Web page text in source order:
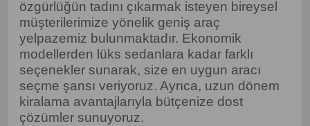
özgürlüğün tadını çıkarmak isteyen bireysel
müşterilerimize yönelik geniş araç
yelpazemiz bulunmaktadır. Ekonomik
modellerden lüks sedanlara kadar farklı
seçenekler sunarak, size en uygun aracı
seçme şansı veriyoruz. Ayrıca, uzun dönem
kiralama avantajlarıyla bütçenize dost
çözümler sunuyoruz.